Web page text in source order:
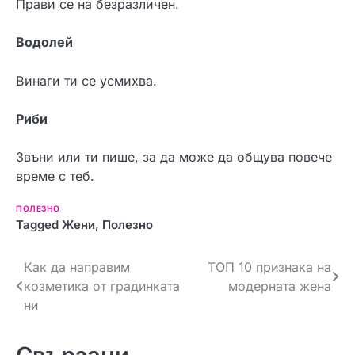
Прави се на безразличен.
Водолей
Винаги ти се усмихва.
Риби
Звъни или ти пише, за да може да общува повече
време с теб.
ПОЛЕЗНО
Tagged Жени, Полезно
Н
а
Как да направим
козметика от градинката
ни
ТОП 10 признака на
модерната жена